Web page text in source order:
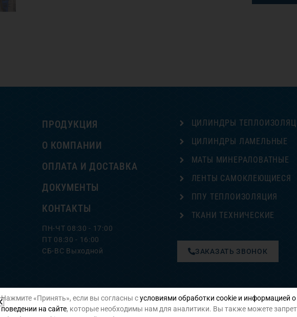
ПРОДУКЦИЯ
О КОМПАНИИ
ОПЛАТА И ДОСТАВКА
ДОКУМЕНТЫ
КОНТАКТЫ
ПН-ЧТ 08:30 - 17:00
ПТ 08:30 - 16:00
СБ-ВС Выходной
ЦИЛИНДРЫ
ЦИЛИНДРЫ ЛАМЕЛЬНЫЕ
МАТЫ МИНЕРАЛОВАТНЫЕ
ЛЕНТЫ САМОКЛЕЮЩИЕСЯ
ППУ ТЕПЛОИЗОЛЯЦИЯ
ТКАНИ ТЕХНИЧЕСКИЕ
ЗАКАЗАТЬ ЗВОНОК
Политика конфиденциальности
Нажмите «Принять», если вы согласны сусловиями обработки cookie и информацией о
поведении на сайте, которые необходимы нам для аналитики. Вы также можете